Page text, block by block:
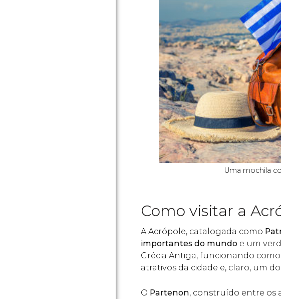
Uma mochila
Como visitar a
A Acrópole, catalogada como
importantes do mundo e um
Grécia Antiga, funcionando
atrativos da cidade e, claro, um
O Partenon, construído entre os